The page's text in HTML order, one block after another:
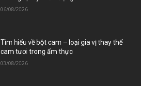
06/08/2026
Tìm hiểu về bột cam – loại gia vị thay thế
cam tươi trong ẩm thực
03/08/2026